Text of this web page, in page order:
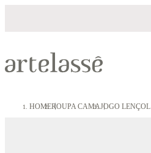
HOMEROUPA CAMAJOGO LENÇOL